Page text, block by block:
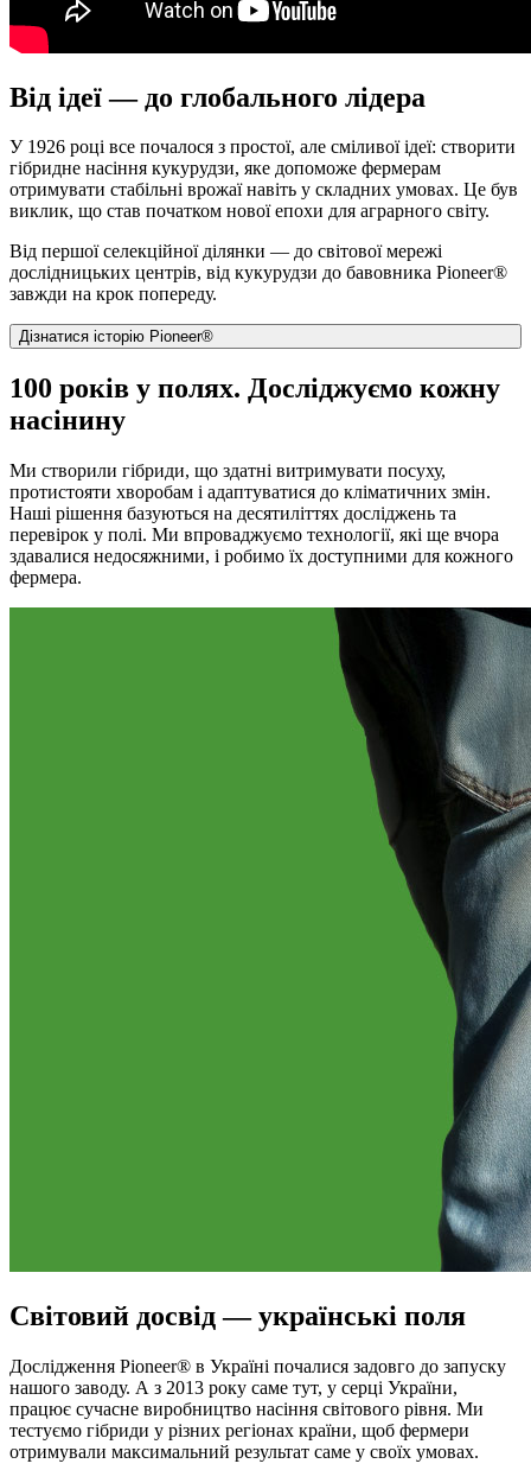
Від ідеї — до глобального лідера
У 1926 році все почалося з простої, але сміливої ідеї: створити
гібридне насіння кукурудзи, яке допоможе фермерам
отримувати стабільні врожаї навіть у складних умовах. Це був
виклик, що став початком нової епохи для аграрного світу.
Від першої селекційної ділянки — до світової мережі
дослідницьких центрів, від кукурудзи до бавовника Pioneer®
завжди на крок попереду.
Дізнатися історію Pioneer®
100 років у полях. Досліджуємо кожну
насінину
Ми створили гібриди, що здатні витримувати посуху,
протистояти хворобам і адаптуватися до кліматичних змін.
Наші рішення базуються на десятиліттях досліджень та
перевірок у полі. Ми впроваджуємо технології, які ще вчора
здавалися недосяжними, і робимо їх доступними для кожного
фермера.
Світовий досвід — українські поля
Дослідження Pioneer® в Україні почалися задовго до запуску
нашого заводу. А з 2013 року саме тут, у серці України,
працює сучасне виробництво насіння світового рівня. Ми
тестуємо гібриди у різних регіонах країни, щоб фермери
отримували максимальний результат саме у своїх умовах.